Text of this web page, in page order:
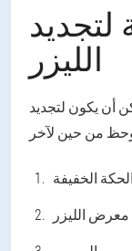
لتجديد
الليزر
أن يكون لتجديد